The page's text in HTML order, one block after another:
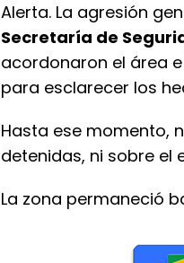
Alerta. La agresión
Secretaría de
acordonaron el área
para esclarecer los
Hasta ese momento,
detenidas, ni sobre el
La zona permaneció